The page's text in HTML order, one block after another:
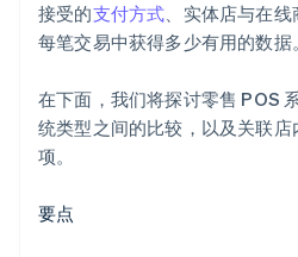
接受的支付方式、实体店与在
每笔交易中获得多少有用的数据。
在下面，我们将探讨零售 POS
统类型之间的比较，以及关联
项。
要点